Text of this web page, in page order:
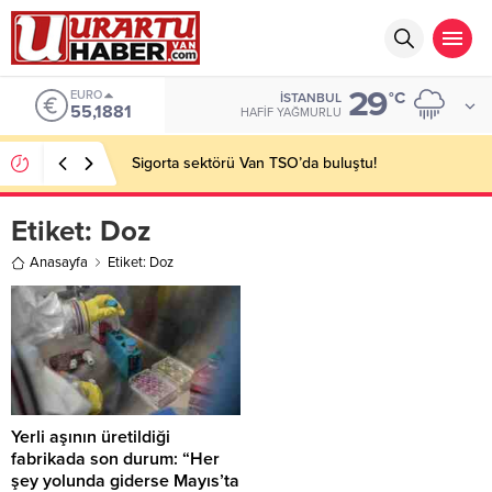
EURO
55,1881
İSTANBUL
HAFIF YAĞMURLU 29°C
Sigorta sektörü Van TSO’da buluştu!
Etiket: Doz
Anasayfa Etiket: Doz
Yerli aşının üretildiği
fabrikada son durum: “Her
şey yolunda giderse Mayıs’ta